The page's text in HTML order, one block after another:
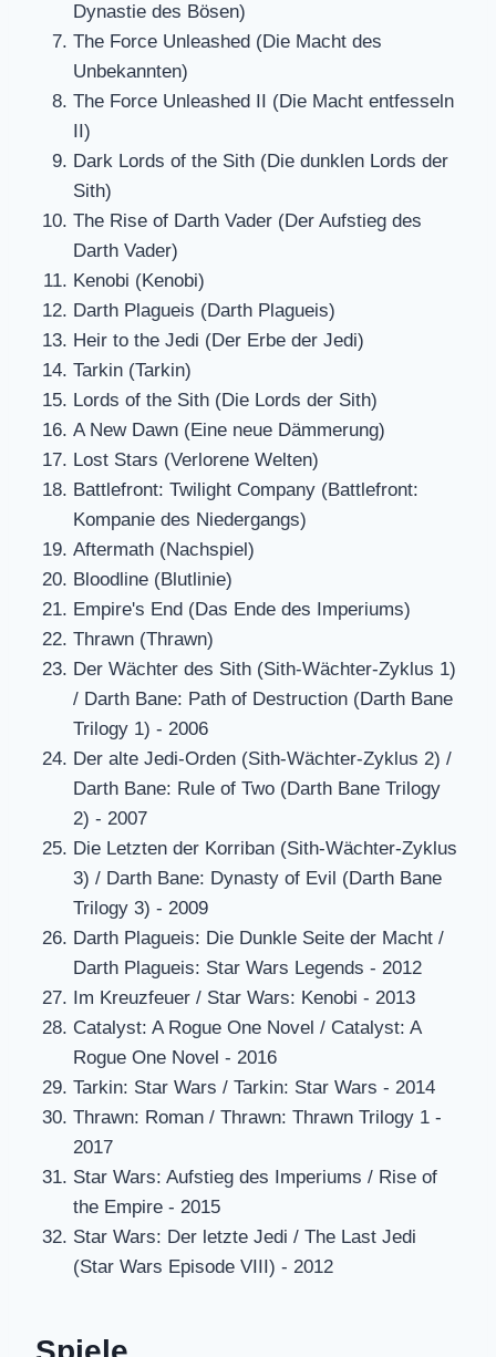
Dynastie des Bösen)
The Force Unleashed (Die Macht des
Unbekannten)
The Force Unleashed II (Die Macht entfesseln
II)
Dark Lords of the Sith (Die dunklen Lords der
Sith)
The Rise of Darth Vader (Der Aufstieg des
Darth Vader)
Kenobi (Kenobi)
Darth Plagueis (Darth Plagueis)
Heir to the Jedi (Der Erbe der Jedi)
Tarkin (Tarkin)
Lords of the Sith (Die Lords der Sith)
A New Dawn (Eine neue Dämmerung)
Lost Stars (Verlorene Welten)
Battlefront: Twilight Company (Battlefront:
Kompanie des Niedergangs)
Aftermath (Nachspiel)
Bloodline (Blutlinie)
Empire's End (Das Ende des Imperiums)
Thrawn (Thrawn)
Der Wächter des Sith (Sith-Wächter-Zyklus 1)
/ Darth Bane: Path of Destruction (Darth Bane
Trilogy 1) - 2006
Der alte Jedi-Orden (Sith-Wächter-Zyklus 2) /
Darth Bane: Rule of Two (Darth Bane Trilogy
2) - 2007
Die Letzten der Korriban (Sith-Wächter-Zyklus
3) / Darth Bane: Dynasty of Evil (Darth Bane
Trilogy 3) - 2009
Darth Plagueis: Die Dunkle Seite der Macht /
Darth Plagueis: Star Wars Legends - 2012
Im Kreuzfeuer / Star Wars: Kenobi - 2013
Catalyst: A Rogue One Novel / Catalyst: A
Rogue One Novel - 2016
Tarkin: Star Wars / Tarkin: Star Wars - 2014
Thrawn: Roman / Thrawn: Thrawn Trilogy 1 -
2017
Star Wars: Aufstieg des Imperiums / Rise of
the Empire - 2015
Star Wars: Der letzte Jedi / The Last Jedi
(Star Wars Episode VIII) - 2012